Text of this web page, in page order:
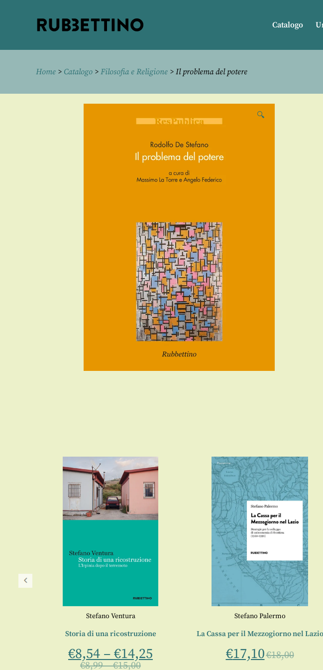
Catalogo
Home > Catalogo > Filosofia e Religione > Il problema del potere
🔍
Stefano Ventura
Storia di una ricostruzione
€8,54 – €14,25
€8,99–€15,00
Stefano Palermo
La Cassa per il Mezzogiorno nel Lazio
€17,10€18,00